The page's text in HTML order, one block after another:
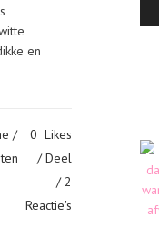
en
/
0 Likes
Deel
2
Reactie's